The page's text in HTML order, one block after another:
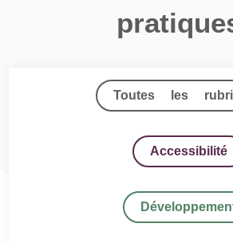
Toutes les
Accessibilité